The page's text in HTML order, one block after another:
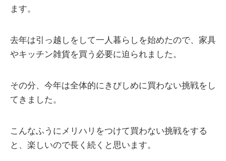
ます。
去年は引っ越しをして一人暮らしを始めたので、家具
やキッチン雑貨を買う必要に迫られました。
その分、今年は全体的にきびしめに買わない挑戦をし
てきました。
こんなふうにメリハリをつけて買わない挑戦をする
と、楽しいので長く続くと思います。